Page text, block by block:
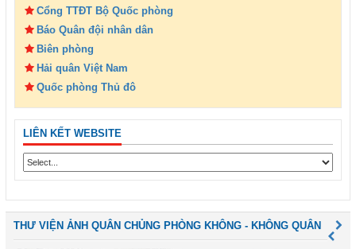
Cổng TTĐT Bộ Quốc phòng
Báo Quân đội nhân dân
Biên phòng
Hải quân Việt Nam
Quốc phòng Thủ đô
LIÊN KẾT WEBSITE
THƯ VIỆN ẢNH QUÂN CHỦNG PHÒNG KHÔNG - KHÔNG QUÂN